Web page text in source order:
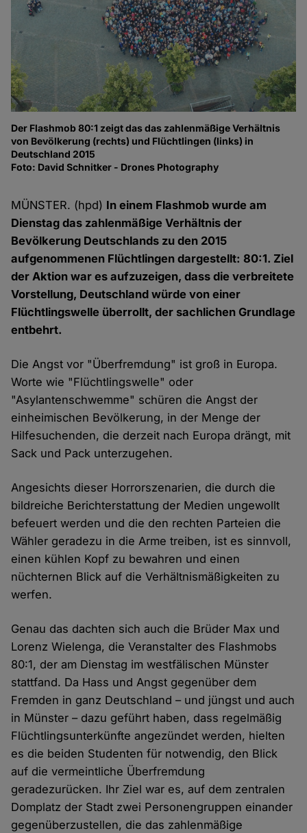
Der Flashmob 80:1 zeigt das das zahlenmäßige Verhältnis
von Bevölkerung (rechts) und Flüchtlingen (links) in
Deutschland 2015
Foto: David Schnitker - Drones Photography
MÜNSTER. (hpd) In einem Flashmob wurde am
Dienstag das zahlenmäßige Verhältnis der
Bevölkerung Deutschlands zu den 2015
aufgenommenen Flüchtlingen dargestellt: 80:1. Ziel
der Aktion war es aufzuzeigen, dass die verbreitete
Vorstellung, Deutschland würde von einer
Flüchtlingswelle überrollt, der sachlichen Grundlage
entbehrt.
Die Angst vor "Überfremdung" ist groß in Europa.
Worte wie "Flüchtlingswelle" oder
"Asylantenschwemme" schüren die Angst der
einheimischen Bevölkerung, in der Menge der
Hilfesuchenden, die derzeit nach Europa drängt, mit
Sack und Pack unterzugehen.
Angesichts dieser Horrorszenarien, die durch die
bildreiche Berichterstattung der Medien ungewollt
befeuert werden und die den rechten Parteien die
Wähler geradezu in die Arme treiben, ist es sinnvoll,
einen kühlen Kopf zu bewahren und einen
nüchternen Blick auf die Verhältnismäßigkeiten zu
werfen.
Genau das dachten sich auch die Brüder Max und
Lorenz Wielenga, die Veranstalter des Flashmobs
80:1, der am Dienstag im westfälischen Münster
stattfand. Da Hass und Angst gegenüber dem
Fremden in ganz Deutschland – und jüngst und auch
in Münster – dazu geführt haben, dass regelmäßig
Flüchtlingsunterkünfte angezündet werden, hielten
es die beiden Studenten für notwendig, den Blick
auf die vermeintliche Überfremdung
geradezurücken. Ihr Ziel war es, auf dem zentralen
Domplatz der Stadt zwei Personengruppen einander
gegenüberzustellen, die das zahlenmäßige